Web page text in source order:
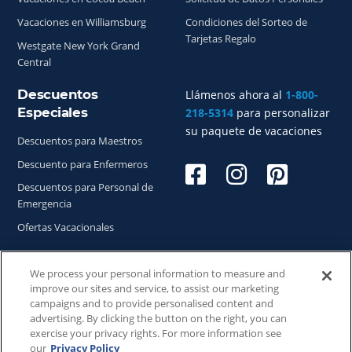
Llámenos ahora al 1-800-
218-5314 para personalizar
su paquete de vacaciones
Vacaciones en Williamsburg
Westgate New York Grand
Central
Condiciones del Sorteo de
Tarjetas Regalo
Descuentos
Especiales
Descuentos para Maestros
Descuento para Enfermeros
Descuentos para Personal de
Emergencia
Ofertas Vacacionales
Copyright © 2026WestgateReservations.com
subsidiario deCFI
SeaWorld y todas las marcas y elementos relacionados TM
We process your personal information to measure and
improve our sites and service, to assist our marketing
campaigns and to provide personalised content and
advertising. By clicking the button on the right, you can
exercise your privacy rights. For more information see
our Privacy Policy